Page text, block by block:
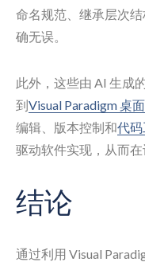
命名规范、继承层次
确无误。
此外，这些由 AI 生成
到Visual Paradigm 桌
编辑、版本控制和代
驱动软件实现，从而在
结论
通过利用 Visual